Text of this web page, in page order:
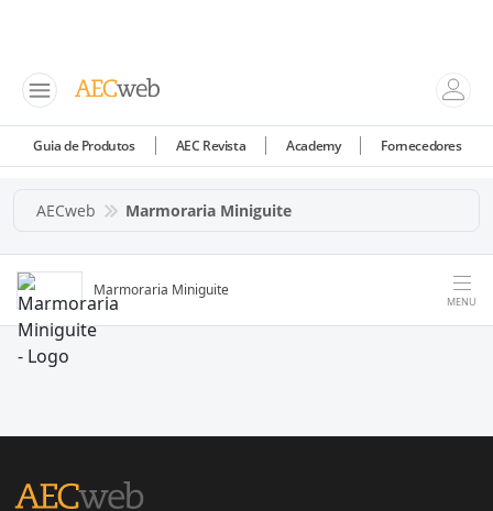
Guia de Produtos AEC Revista Academy Fornecedores
AECweb Marmoraria Miniguite
Marmoraria Miniguite
MENU